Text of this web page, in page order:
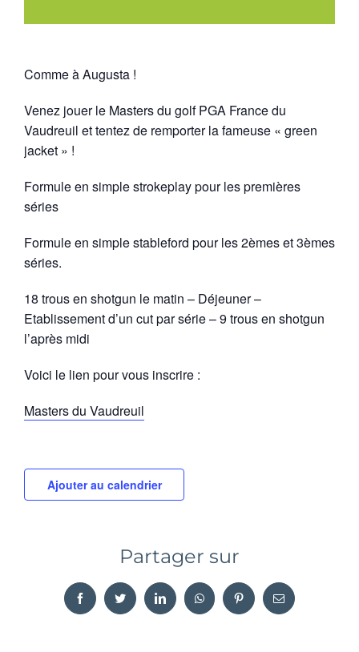
Comme à Augusta !
Venez jouer le Masters du golf PGA France du
Vaudreuil et tentez de remporter la fameuse « green
jacket » !
Formule en simple strokeplay pour les premières
séries
Formule en simple stableford pour les 2èmes et 3èmes
séries.
18 trous en shotgun le matin – Déjeuner –
Etablissement d’un cut par série – 9 trous en shotgun
l’après midi
Voici le lien pour vous inscrire :
Masters du Vaudreuil
Ajouter au calendrier
Partager sur
FacebookTwitter LinkedInWhatsAppPinterestEmail